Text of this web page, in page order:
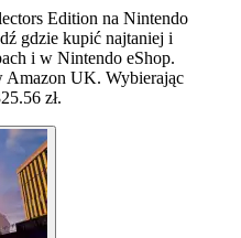
Edition na Nintendo
gdzie kupić najtaniej i
i w Nintendo eShop.
Amazon UK. Wybierając
zł.